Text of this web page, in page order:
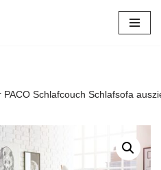
Schlafcouch Schlafsofa